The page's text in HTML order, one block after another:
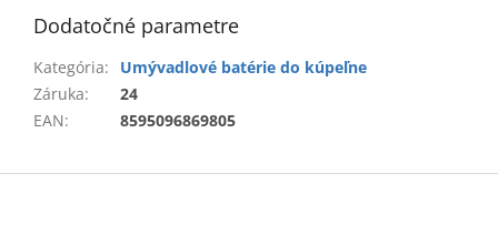
Dodatočné parametre
Kategória:
Umývadlové batérie do kúpeľne
Záruka:
24
EAN: 8595096869805
Z